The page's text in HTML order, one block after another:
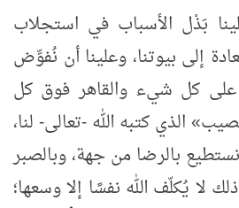
بَذْل الأسباب في استجلاب
إلى بيوتنا، وعلينا أن نُفوِّض
على كل شيء والقاهر فوق كل
الذي كتبه الله -تعالى- لنا،
بالرضا من جهة، وبالصبر
لا يُكلّف الله نفسًا إلا وسعها؛